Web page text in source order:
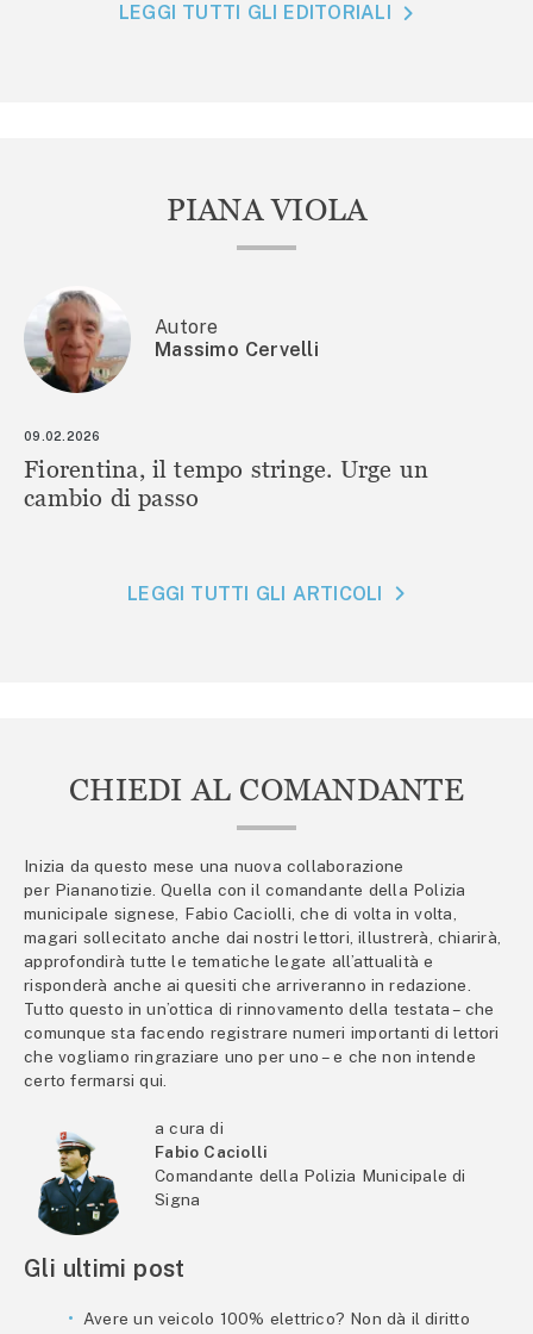
LEGGI TUTTI GLI EDITORIALI
PIANA VIOLA
Autore
Massimo Cervelli
09.02.2026
Fiorentina, il tempo stringe. Urge un
cambio di passo
LEGGI TUTTI GLI ARTICOLI
CHIEDI AL COMANDANTE
Inizia da questo mese una nuova collaborazione
per Piananotizie. Quella con il comandante della Polizia
municipale signese, Fabio Caciolli, che di volta in volta,
magari sollecitato anche dai nostri lettori, illustrerà, chiarirà,
approfondirà tutte le tematiche legate all’attualità e
risponderà anche ai quesiti che arriveranno in redazione.
Tutto questo in un’ottica di rinnovamento della testata – che
comunque sta facendo registrare numeri importanti di lettori
che vogliamo ringraziare uno per uno – e che non intende
certo fermarsi qui.
a cura di
Fabio Caciolli
Comandante della Polizia Municipale di
Signa
Gli ultimi post
Avere un veicolo 100% elettrico? Non dà il diritto